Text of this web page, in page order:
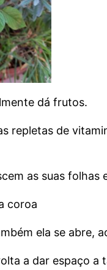
dá frutos.
repletas de
as suas folhas
coroa
ela se abre,
a dar espaço